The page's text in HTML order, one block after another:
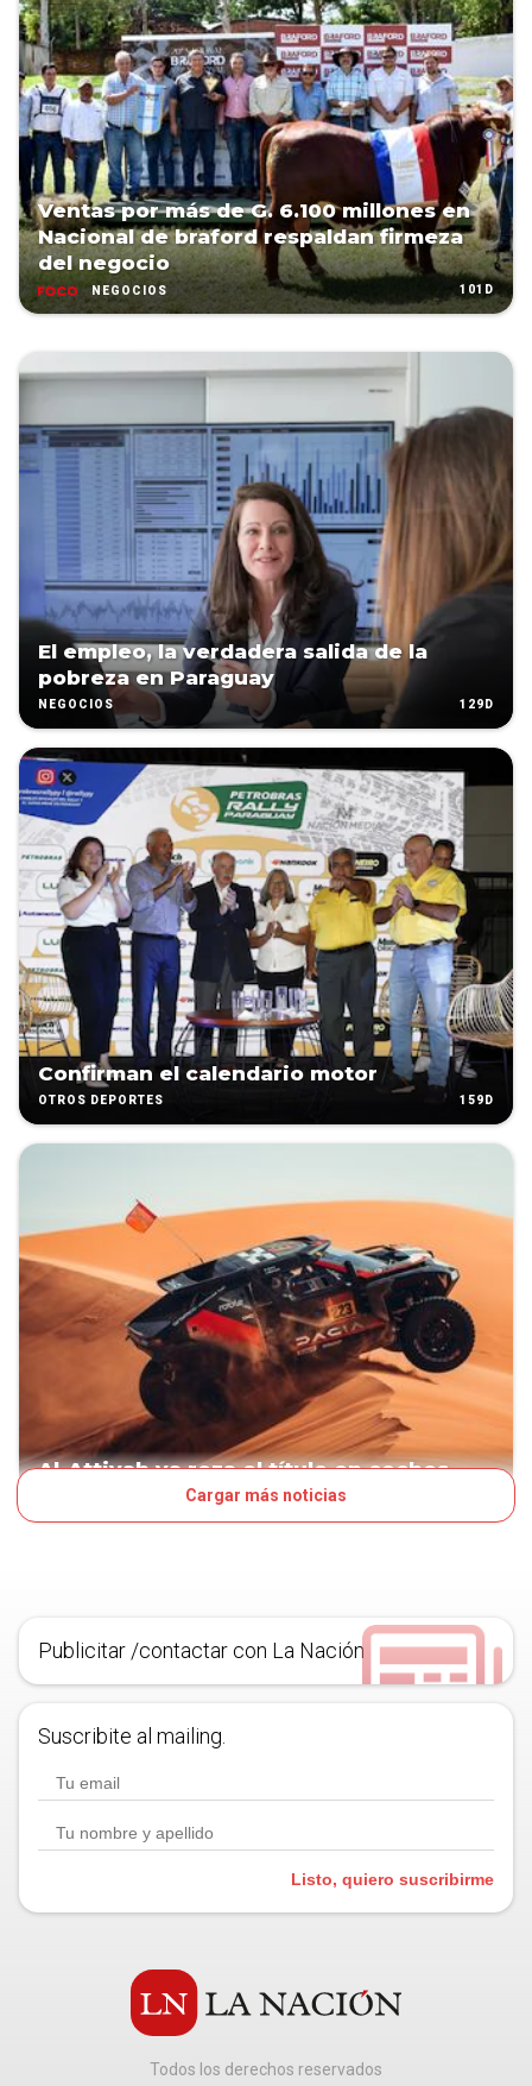
Ventas por más de G. 6.100 millones en
Nacional de braford respaldan firmeza
del negocio
NEGOCIOS 101D
El empleo, la verdadera salida de la
pobreza en Paraguay
NEGOCIOS 129D
Confirman el calendario motor
OTROS DEPORTES 159D
Al-Attiyah ya roza el título en coches
Cargar más noticias
Publicitar /contactar con La Nación
Suscribite al mailing.
Listo, quiero suscribirme
Todos los derechos reservados